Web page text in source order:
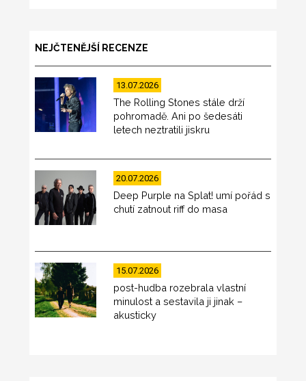
NEJČTENĚJŠÍ RECENZE
13.07.2026
The Rolling Stones stále drží
pohromadě. Ani po šedesáti
letech neztratili jiskru
20.07.2026
Deep Purple na Splat! umí pořád s
chutí zatnout riff do masa
15.07.2026
post-hudba rozebrala vlastní
minulost a sestavila ji jinak –
akusticky